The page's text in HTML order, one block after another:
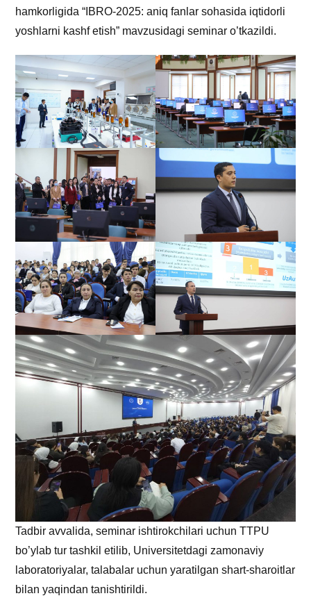
hamkorligida “IBRO-2025: aniq fanlar sohasida iqtidorli
yoshlarni kashf etish” mavzusidagi seminar o’tkazildi.
Tadbir avvalida, seminar ishtirokchilari uchun TTPU
bo’ylab tur tashkil etilib, Universitetdagi zamonaviy
laboratoriyalar, talabalar uchun yaratilgan shart-sharoitlar
bilan yaqindan tanishtirildi.